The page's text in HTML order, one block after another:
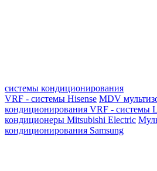
системы кондиционирования
VRF - системы Hisense MDV
кондиционирования VRF - системы
кондиционеры Mitsubishi Electric
кондиционирования Samsung